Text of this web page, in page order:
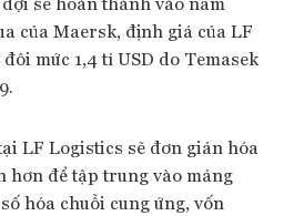
của Maersk, định giá của LF
mức 1,4 tỉ USD do Temasek
LF Logistics sẽ đơn giản hóa
hơn để tập trung vào mảng
hóa chuỗi cung ứng, vốn